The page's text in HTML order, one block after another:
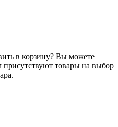
в корзину? Вы можете
присутствуют товары на выбор